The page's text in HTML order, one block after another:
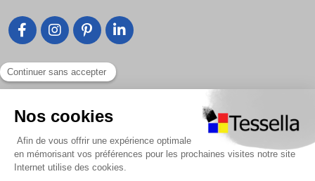
Liens utiles
Nous contacter
À propos
Paiement sécurisé